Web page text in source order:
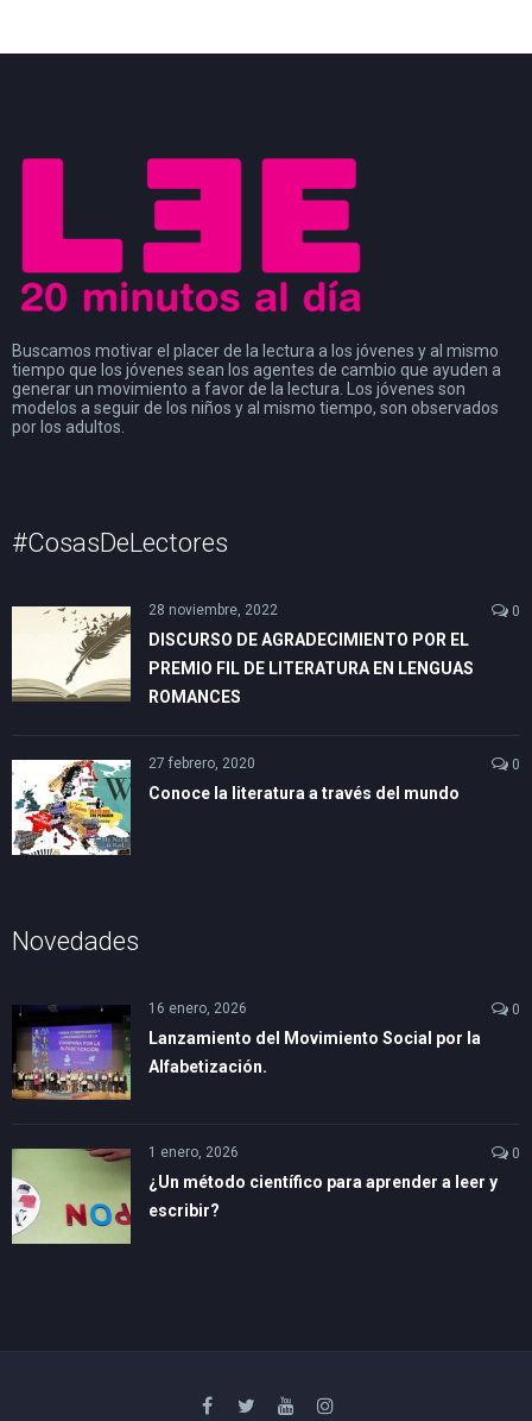
Buscamos motivar el placer de la lectura a los jóvenes y al mismo
tiempo que los jóvenes sean los agentes de cambio que ayuden a
generar un movimiento a favor de la lectura. Los jóvenes son
modelos a seguir de los niños y al mismo tiempo, son observados
por los adultos.
#CosasDeLectores
28 noviembre, 2022 0
DISCURSO DE AGRADECIMIENTO POR EL
PREMIO FIL DE LITERATURA EN LENGUAS
ROMANCES
27 febrero, 2020 0
Conoce la literatura a través del mundo
Novedades
16 enero, 2026 0
Lanzamiento del Movimiento Social por la
Alfabetización.
1 enero, 2026 0
¿Un método científico para aprender a leer y
escribir?